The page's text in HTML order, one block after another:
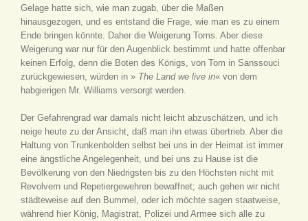
Gelage hatte sich, wie man zugab, über die Maßen
hinausgezogen, und es entstand die Frage, wie man es zu einem
Ende bringen könnte. Daher die Weigerung Toms. Aber diese
Weigerung war nur für den Augenblick bestimmt und hatte offenbar
keinen Erfolg, denn die Boten des Königs, von Tom in Sanssouci
zurückgewiesen, würden in » The Land we live in« von dem
habgierigen Mr. Williams versorgt werden.
Der Gefahrengrad war damals nicht leicht abzuschätzen, und ich
neige heute zu der Ansicht, daß man ihn etwas übertrieb. Aber die
Haltung von Trunkenbolden selbst bei uns in der Heimat ist immer
eine ängstliche Angelegenheit, und bei uns zu Hause ist die
Bevölkerung von den Niedrigsten bis zu den Höchsten nicht mit
Revolvern und Repetiergewehren bewaffnet; auch gehen wir nicht
städteweise auf den Bummel, oder ich möchte sagen staatweise,
während hier König, Magistrat, Polizei und Armee sich alle zu